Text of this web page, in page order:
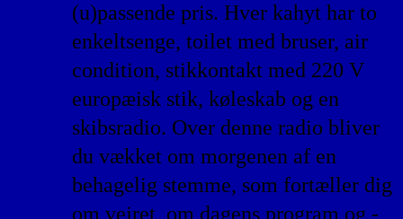
(u)passende pris. Hver kahyt har to
enkeltsenge, toilet med bruser, air
condition, stikkontakt med 220 V
europæisk stik, køleskab og en
skibsradio. Over denne radio bliver
du vækket om morgenen af en
behagelig stemme, som fortæller dig
om vejret, om dagens program og -